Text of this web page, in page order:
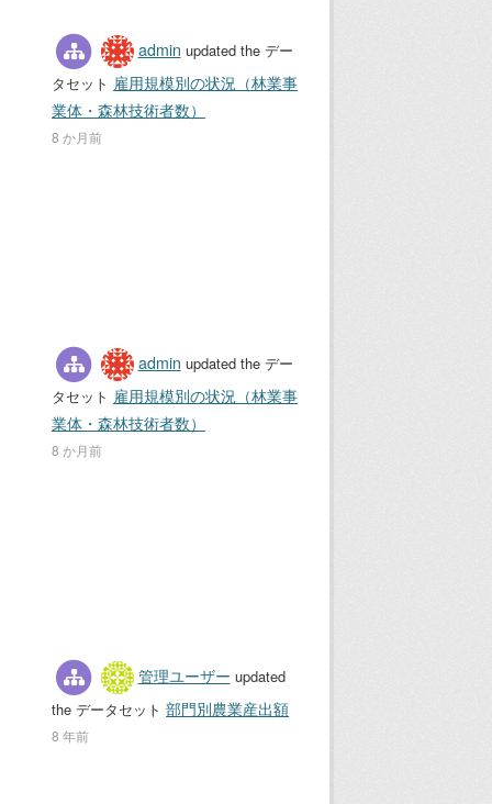
admin updated the デー
タセット 雇用規模別の状況（林業事
業体・森林技術者数）
8 か月前
admin updated the デー
タセット 雇用規模別の状況（林業事
業体・森林技術者数）
8 か月前
管理ユーザー updated
the データセット部門別農業産出額
8 年前